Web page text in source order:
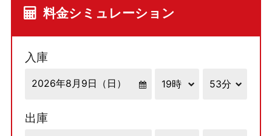
料金シミュレーション
入庫
出庫